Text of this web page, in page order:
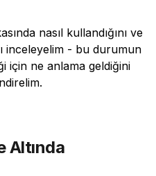
nasıl kullandığını ve
inceleyelim - bu durumun
için ne anlama geldiğini
Altında